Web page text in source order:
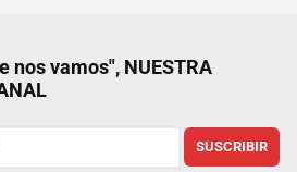
nos vamos", NUESTRA
SUSCRIBIR